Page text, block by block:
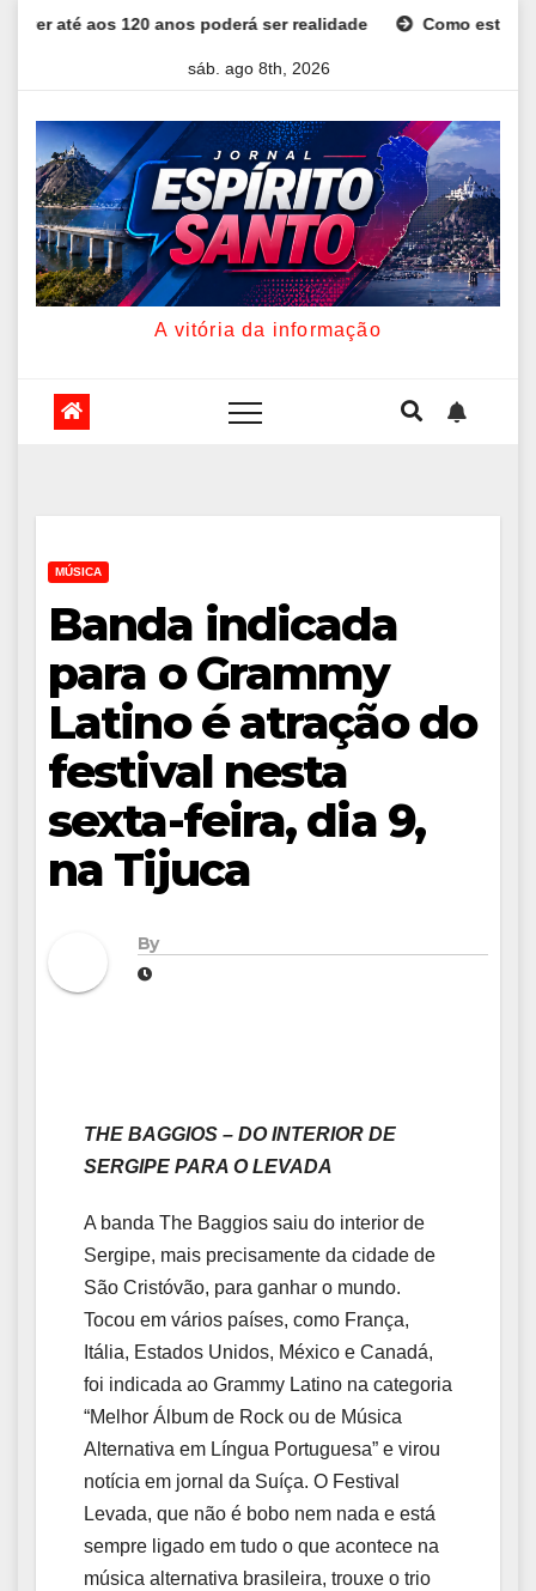
ser realidade Como estudar para o Enem: guia
sáb. ago 8th, 2026
A vitória da informação
MÚSICA
Banda indicada
para o Grammy
Latino é atração do
festival nesta
sexta-feira, dia 9,
na Tijuca
By
THE BAGGIOS – DO INTERIOR DE
SERGIPE PARA O LEVADA
A banda The Baggios saiu do interior de
Sergipe, mais precisamente da cidade de
São Cristóvão, para ganhar o mundo.
Tocou em vários países, como França,
Itália, Estados Unidos, México e Canadá,
foi indicada ao Grammy Latino na categoria
“Melhor Álbum de Rock ou de Música
Alternativa em Língua Portuguesa” e virou
notícia em jornal da Suíça. O Festival
Levada, que não é bobo nem nada e está
sempre ligado em tudo o que acontece na
música alternativa brasileira, trouxe o trio